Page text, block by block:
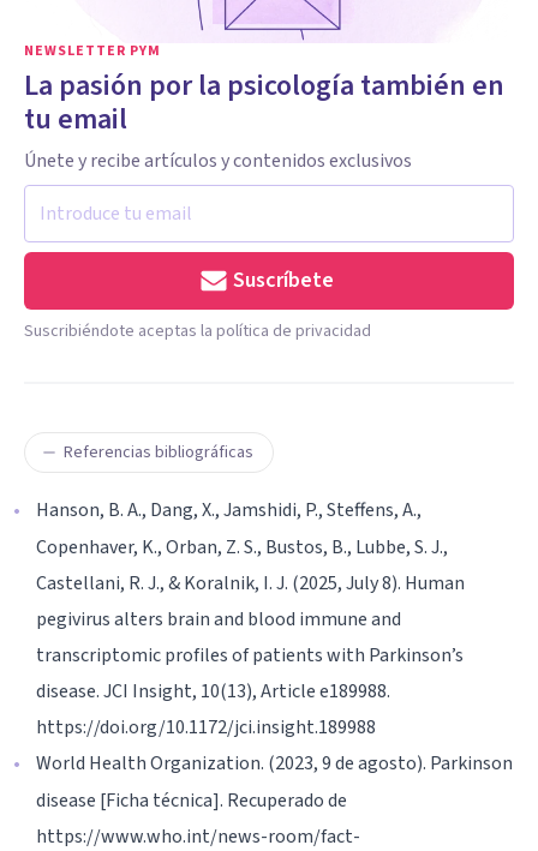
NEWSLETTER PYM
La pasión por la psicología también en
tu email
Únete y recibe artículos y contenidos exclusivos
Suscríbete
Suscribiéndote aceptas la política de privacidad
Referencias bibliográficas
Hanson, B. A., Dang, X., Jamshidi, P., Steffens, A.,
Copenhaver, K., Orban, Z. S., Bustos, B., Lubbe, S. J.,
Castellani, R. J., & Koralnik, I. J. (2025, July 8). Human
pegivirus alters brain and blood immune and
transcriptomic profiles of patients with Parkinson’s
disease. JCI Insight, 10(13), Article e189988.
https://doi.org/10.1172/jci.insight.189988
World Health Organization. (2023, 9 de agosto). Parkinson
disease [Ficha técnica]. Recuperado de
https://www.who.int/news-room/fact-